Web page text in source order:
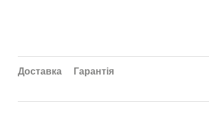
Доставка Гарантія